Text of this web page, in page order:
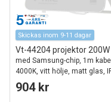
Skickas inom 9-11 dagar
Vt-44204 projektor 200W
med Samsung-chip, 1m
4000K, vitt hölje, matt glas,
904 kr